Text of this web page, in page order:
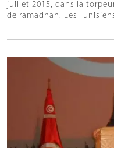
juillet 2015, dans la
de ramadhan. Les